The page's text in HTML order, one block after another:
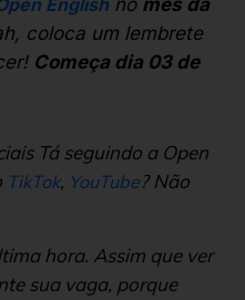
Englishno mês da
coloca um lembrete
Começa dia 03 de
Tá seguindo a Open
TikTok, YouTube? Não
hora. Assim que ver
sua vaga, porque